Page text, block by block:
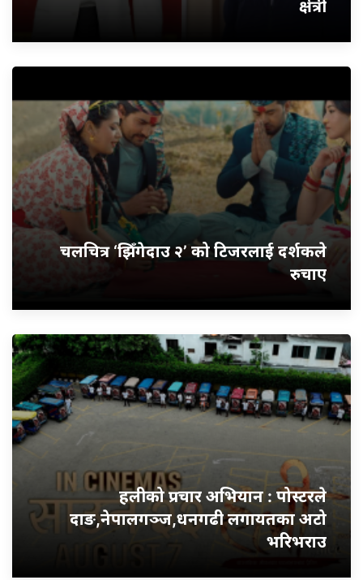
क्षेत्री
चलचित्र ‘झिँगेदाउ २’ को टिजरलाई दर्शकले
रुचाए
हलीको प्रचार अभियान : पोस्टरले
दाङ,नेपालगञ्ज,धनगढी लगायतका अटो
भरिभराउ